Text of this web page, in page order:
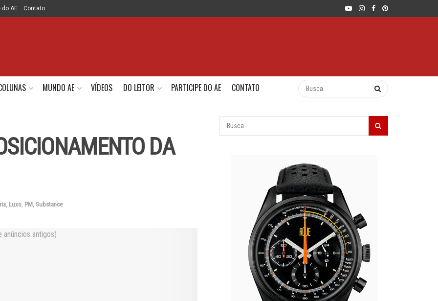
do AE Contato
MUNDO AE VÍDEOS DO LEITOR PARTICIPE DO AE CONTATO
DA
, Luxo, PM , Substance